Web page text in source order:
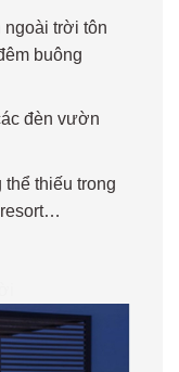
ngoài trời tôn
buông
đèn vườn
thiếu trong